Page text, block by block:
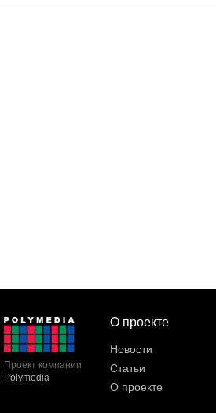
Проект компании
Polymedia
О проекте
Новости
Статьи
О проекте